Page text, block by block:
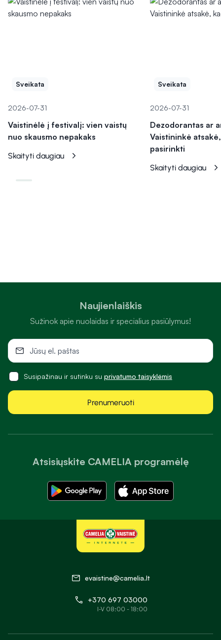
Sveikata
2026-07-31
Vaistinėlė į festivalį: vien vaistų
nuo skausmo nepakaks
Skaityti daugiau
Sveikata
2026-07-31
Dezodorantas ar
Vaistininkė
pasirinkti
Skaityti daugiau
Atsisiųskite CAMELIA programėlę
Naujienlaiškis
Sužinok apie nuolaidas ir specialius pasiūlymus!
Susipažinau ir sutinku su privatumo taisyklėmis
Prenumeruoti
evaistine@camelia.lt
+370 697 03000
I-V 08:00 - 18:00